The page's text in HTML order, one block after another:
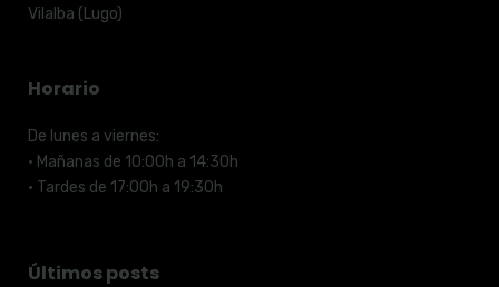
Vilalba (Lugo)
Horario
De lunes a viernes:
· Mañanas de 10:00h a 14:30h
· Tardes de 17:00h a 19:30h
Últimos posts